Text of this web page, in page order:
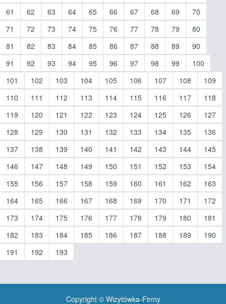
61
62 63 64 65 66 67 68 69
70
71
72 73 74 75 76 77 78 79
80
81
82 83 84 85 86 87 88 89
90
91
92 93 94 95 96 97 98 99
100
101
102 103 104 105 106 107 108
109
110
111 112 113 114 115 116 117
118
119
120 121 122 123 124 125 126
127
128
129 130 131 132 133 134 135
136
137
138 139 140 141 142 143 144
145
146
147 148 149 150 151 152 153
154
155
156 157 158 159 160 161 162
163
164
165 166 167 168 169 170 171
172
173
174 175 176 177 178 179 180
181
182
183 184 185 186 187 188 189
190
191
192 193
Copyright © Wizytówka-Firmy